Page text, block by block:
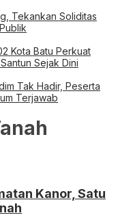
Tekankan Soliditas
Kota Batu Perkuat
Sejak Dini
Tak Hadir, Peserta
Terjawab
Kanor, Satu